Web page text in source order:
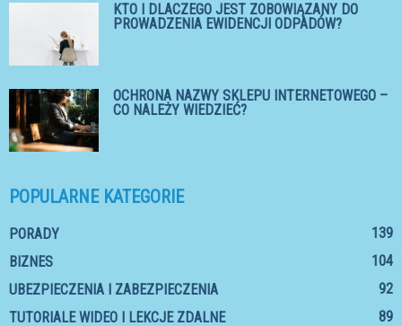
KTO I DLACZEGO JEST ZOBOWIĄZANY DO
PROWADZENIA EWIDENCJI ODPADÓW?
OCHRONA NAZWY SKLEPU INTERNETOWEGO –
CO NALEŻY WIEDZIEĆ?
POPULARNE KATEGORIE
PORADY
139
BIZNES
104
UBEZPIECZENIA I ZABEZPIECZENIA
92
TUTORIALE WIDEO I LEKCJE ZDALNE
89